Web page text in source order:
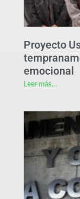
Proyecto
emocional
Leer más...